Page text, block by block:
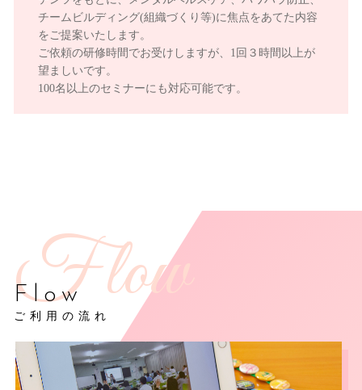
チームビルディング(組織づくり等)に焦点をあてた内容
をご提案いたします。
ご依頼の研修時間でお受けしますが、1回３時間以上が
望ましいです。
100名以上のセミナーにも対応可能です。
Flow
ご利用の流れ